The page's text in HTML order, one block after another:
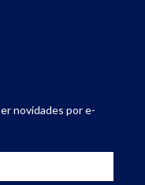
novidades por e-